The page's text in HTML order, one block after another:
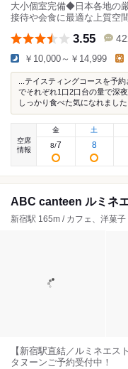
大小個室完備◆日本各地の
接待や会食に最適な上質空間
3.55
￥10,000～￥14,999
...テイスティングコースを予
でそれぞれ1口2口台の量で深
しっかり食べた気になれました
空席
情報
金
8/7
土
8
ABC canteen ルミネ
新宿駅 165m / カフェ、洋菓子
【新宿駅直結／ルミネエ
タヌーンご予約受付中！